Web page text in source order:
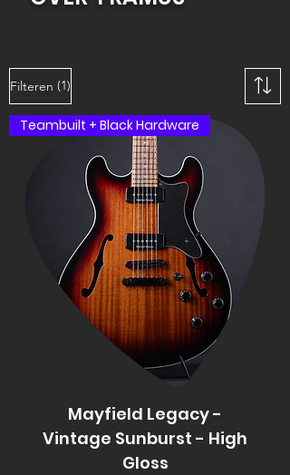
Filteren (1)
Teambuilt + Black Hardware
Mayfield Legacy -
Vintage Sunburst - High
Gloss